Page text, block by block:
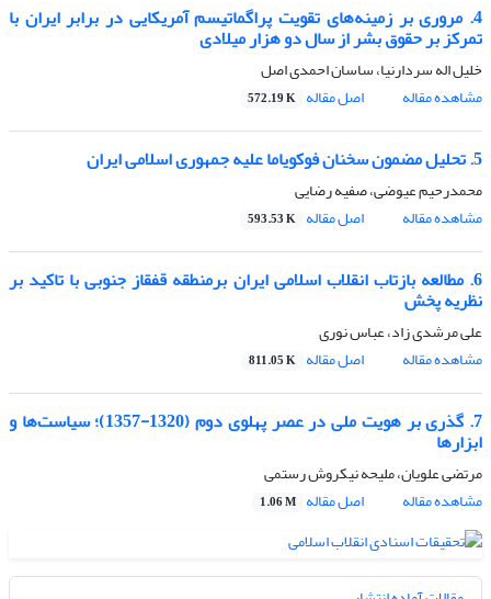
4. مروری بر زمینه‌های تقویت پراگماتیسم آمریکایی در برابر ایران با
تمرکز بر حقوق بشر از سال دو هزار میلادی
خلیل اله سردارنیا، ساسان احمدی اصل
مشاهده مقاله
اصل مقاله 572.19 K
5. تحلیل مضمون سخنان فوکویاما علیه جمهوری اسلامی ایران
محمدرحیم عیوضی، صفیه رضایی
مشاهده مقاله
اصل مقاله 593.53 K
6. مطالعه بازتاب انقلاب اسلامی ایران برمنطقه قفقاز جنوبی با تاکید بر
نظریه پخش
علی مرشدی زاد، عباس نوری
مشاهده مقاله
اصل مقاله 811.05 K
7. گذری بر هویت ملی در عصر پهلوی دوم (1320-1357)؛ سیاست‌ها‌‌ و
ابزارها
مرتضی علویان، ملیحه نیکروش رستمی
مشاهده مقاله
اصل مقاله 1.06 M